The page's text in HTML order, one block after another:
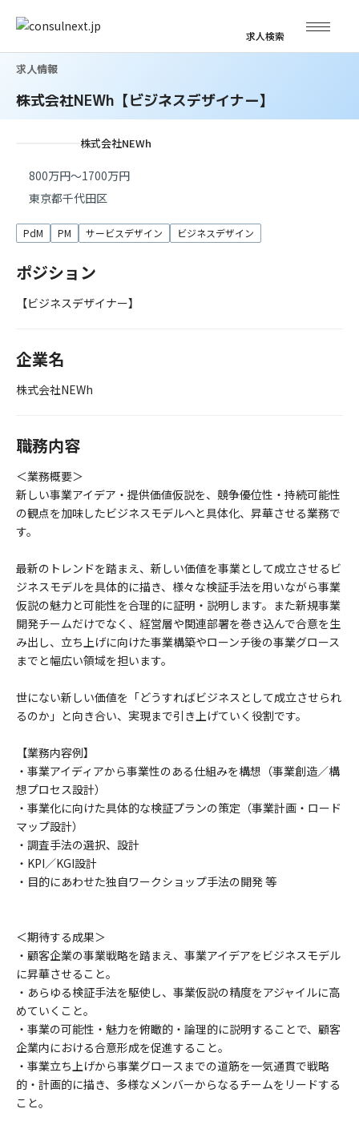
求人検索
求人情報
株式会社NEWh【ビジネスデザイナー】
株式会社NEWh
800万円～1700万円
東京都千代田区
PdM PM サービスデザイン ビジネスデザイン
ポジション
【ビジネスデザイナー】
企業名
株式会社NEWh
職務内容
＜業務概要＞
新しい事業アイデア・提供価値仮説を、競争優位性・持続可能性
の観点を加味したビジネスモデルへと具体化、昇華させる業務で
す。
最新のトレンドを踏まえ、新しい価値を事業として成立させるビ
ジネスモデルを具体的に描き、様々な検証手法を用いながら事業
仮説の魅力と可能性を合理的に証明・説明します。また新規事業
開発チームだけでなく、経営層や関連部署を巻き込んで合意を生
み出し、立ち上げに向けた事業構築やローンチ後の事業グロース
までと幅広い領域を担います。
世にない新しい価値を「どうすればビジネスとして成立させられ
るのか」と向き合い、実現まで引き上げていく役割です。
【業務内容例】
・事業アイディアから事業性のある仕組みを構想（事業創造／構
想プロセス設計）
・事業化に向けた具体的な検証プランの策定（事業計画・ロード
マップ設計）
・調査手法の選択、設計
・KPI／KGI設計
・目的にあわせた独自ワークショップ手法の開発 等
＜期待する成果＞
・顧客企業の事業戦略を踏まえ、事業アイデアをビジネスモデル
に昇華させること。
・あらゆる検証手法を駆使し、事業仮説の精度をアジャイルに高
めていくこと。
・事業の可能性・魅力を俯瞰的・論理的に説明することで、顧客
企業内における合意形成を促進すること。
・事業立ち上げから事業グロースまでの道筋を一気通貫で戦略
的・計画的に描き、多様なメンバーからなるチームをリードする
こと。